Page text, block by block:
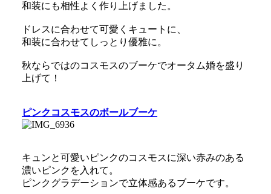
和装にも相性よく作り上げました。
ドレスに合わせて可愛くキュートに、
和装に合わせてしっとり優雅に。
秋ならではのコスモスのブーケでオータム婚を盛り
上げて！
ピンクコスモスのボールブーケ
キュンと可愛いピンクのコスモスに深い赤みのある
濃いピンクを入れて。
ピンクグラデーションで立体感あるブーケです。